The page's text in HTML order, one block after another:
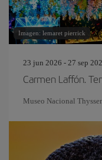
Imagen: lemaret pierrick
23 jun 2026 - 27 sep
Carmen Laffón.
Museo Nacional